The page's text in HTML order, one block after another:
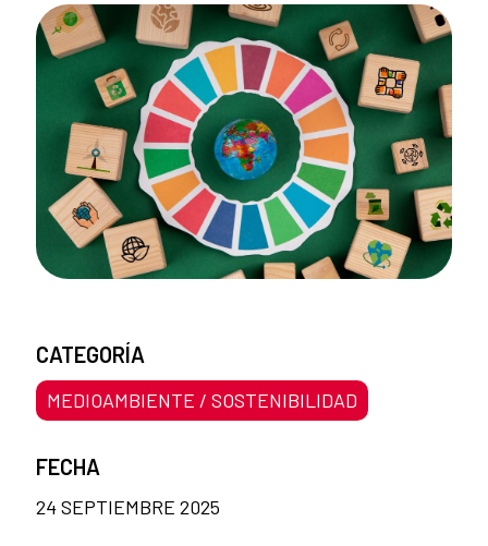
CATEGORÍA
MEDIOAMBIENTE / SOSTENIBILIDAD
FECHA
24 SEPTIEMBRE 2025